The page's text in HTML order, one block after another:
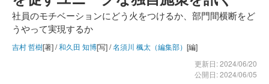
社員のモチベーションにどう火をつけるか、部門間横断をど
うやって実現するか
吉村 哲樹[著] /和久田 知博[写] /名須川 楓太（編集部） [編]
更新日: 2024/06/20
公開日: 2024/06/05